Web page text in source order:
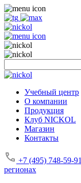
Учебный центр
О компании
Продукция
Клуб NICKOL
Магазин
Контакты
+7 (495) 748-59-91
регионах